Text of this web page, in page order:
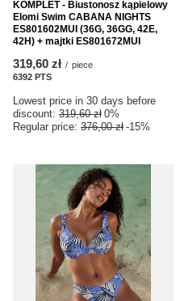
KOMPLET - Biustonosz kąpielowy
Elomi Swim CABANA NIGHTS
ES801602MUI (36G, 36GG, 42E,
42H) + majtki ES801672MUI
319,60 zł / piece
6392 PTS
Lowest price in 30 days before
discount: 319,60 zł 0%
Regular price: 376,00 zł -15%